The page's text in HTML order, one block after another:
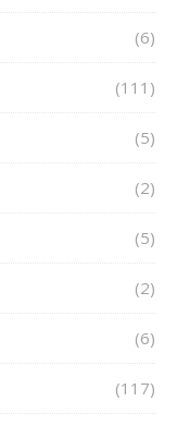
(6)
(111)
(5)
(2)
(5)
(2)
(6)
(117)